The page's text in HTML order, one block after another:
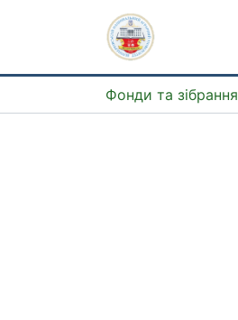
Фонди та зібрання